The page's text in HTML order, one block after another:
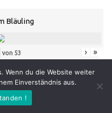
Bläuling
von 53 › »
19.00 Uhr
Mo. – Do. 8.30 – 16.00 Uhr,
Wenn du die Website weiter
Einverständnis aus.
!